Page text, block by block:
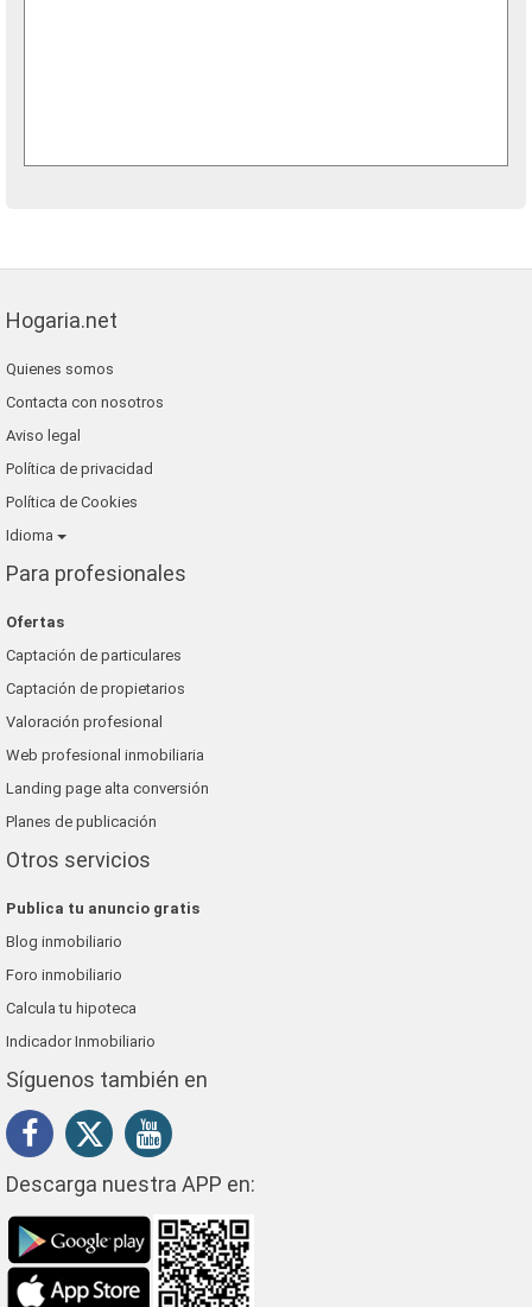
Hogaria.net
Quienes somos
Contacta con nosotros
Aviso legal
Política de privacidad
Política de Cookies
Idioma
Para profesionales
Ofertas
Captación de particulares
Captación de propietarios
Valoración profesional
Web profesional inmobiliaria
Landing page alta conversión
Planes de publicación
Otros servicios
Publica tu anuncio gratis
Blog inmobiliario
Foro inmobiliario
Calcula tu hipoteca
Indicador Inmobiliario
Síguenos también en
Descarga nuestra APP en: